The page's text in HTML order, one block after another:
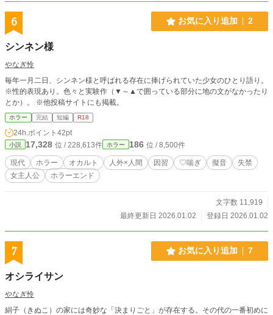
6 お気に入り追加 2
シンネン様
やなぎ怜
毎年一月二日、シンネン様と呼ばれる存在に捧げられていた少女のひとり語り。
※性的表現あり。色々と実験作（▼～▲で囲っている部分に地の文がなかったり
とか）。 ※他投稿サイトにも掲載。
ホラー 完結 短編 R18
24h.ポイント 42pt
小説 17,328 位 / 228,613件 ホラー 186 位 / 8,500件
現代 ホラー オカルト 人外×人間 因習 ♡喘ぎ 擬音
失禁
女主人公
ホラーエンド
文字数 11,919
最終更新日 2026.01.02
登録日 2026.01.02
7 お気に入り追加 7
オシライサン
やなぎ怜
絹子（きぬこ）の家には奇妙な「決まりごと」が存在する。その代の一番初めに